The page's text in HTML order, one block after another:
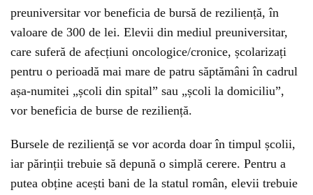
preuniversitar vor beneficia de bursă de reziliență, în
valoare de 300 de lei. Elevii din mediul preuniversitar,
care suferă de afecțiuni oncologice/cronice, școlarizați
pentru o perioadă mai mare de patru săptămâni în cadrul
așa-numitei „școli din spital” sau „școli la domiciliu”,
vor beneficia de burse de reziliență.
Bursele de reziliență se vor acorda doar în timpul școlii,
iar părinții trebuie să depună o simplă cerere. Pentru a
putea obține acești bani de la statul român, elevii trebuie